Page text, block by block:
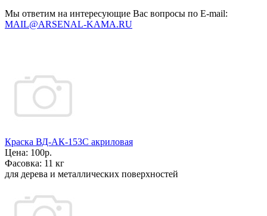
Мы ответим на интересующие Вас вопросы по E-mail:
MAIL@ARSENAL-KAMA.RU
Краска ВД-АК-153С акриловая
Цена: 100р.
Фасовка: 11 кг
для дерева и металлических поверхностей